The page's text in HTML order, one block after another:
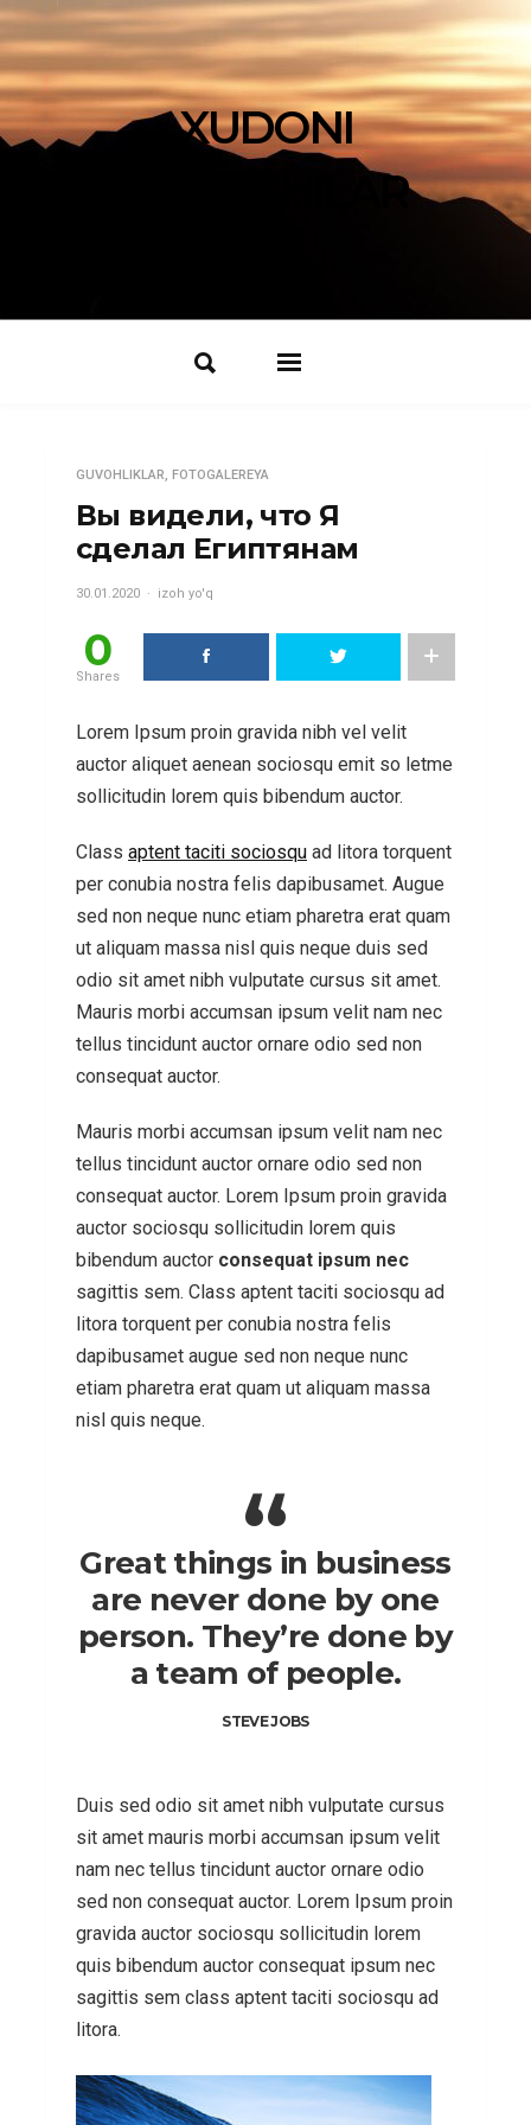
XUDONI
IZLOVCHILAR
GUVOHLIKLAR, FOTOGALEREYA
Вы видели, что Я
сделал Египтянам
30.01.2020 izoh yo'q
0
Shares
Lorem Ipsum proin gravida nibh vel velit
auctor aliquet aenean sociosqu emit so letme
sollicitudin lorem quis bibendum auctor.
Class aptent taciti sociosqu ad litora torquent
per conubia nostra felis dapibusamet. Augue
sed non neque nunc etiam pharetra erat quam
ut aliquam massa nisl quis neque duis sed
odio sit amet nibh vulputate cursus sit amet.
Mauris morbi accumsan ipsum velit nam nec
tellus tincidunt auctor ornare odio sed non
consequat auctor.
Mauris morbi accumsan ipsum velit nam nec
tellus tincidunt auctor ornare odio sed non
consequat auctor. Lorem Ipsum proin gravida
auctor sociosqu sollicitudin lorem quis
bibendum auctor consequat ipsum nec
sagittis sem. Class aptent taciti sociosqu ad
litora torquent per conubia nostra felis
dapibusamet augue sed non neque nunc
etiam pharetra erat quam ut aliquam massa
nisl quis neque.
Great things in business
are never done by one
person. They’re done by
a team of people.
STEVE JOBS
Duis sed odio sit amet nibh vulputate cursus
sit amet mauris morbi accumsan ipsum velit
nam nec tellus tincidunt auctor ornare odio
sed non consequat auctor. Lorem Ipsum proin
gravida auctor sociosqu sollicitudin lorem
quis bibendum auctor consequat ipsum nec
sagittis sem class aptent taciti sociosqu ad
litora.